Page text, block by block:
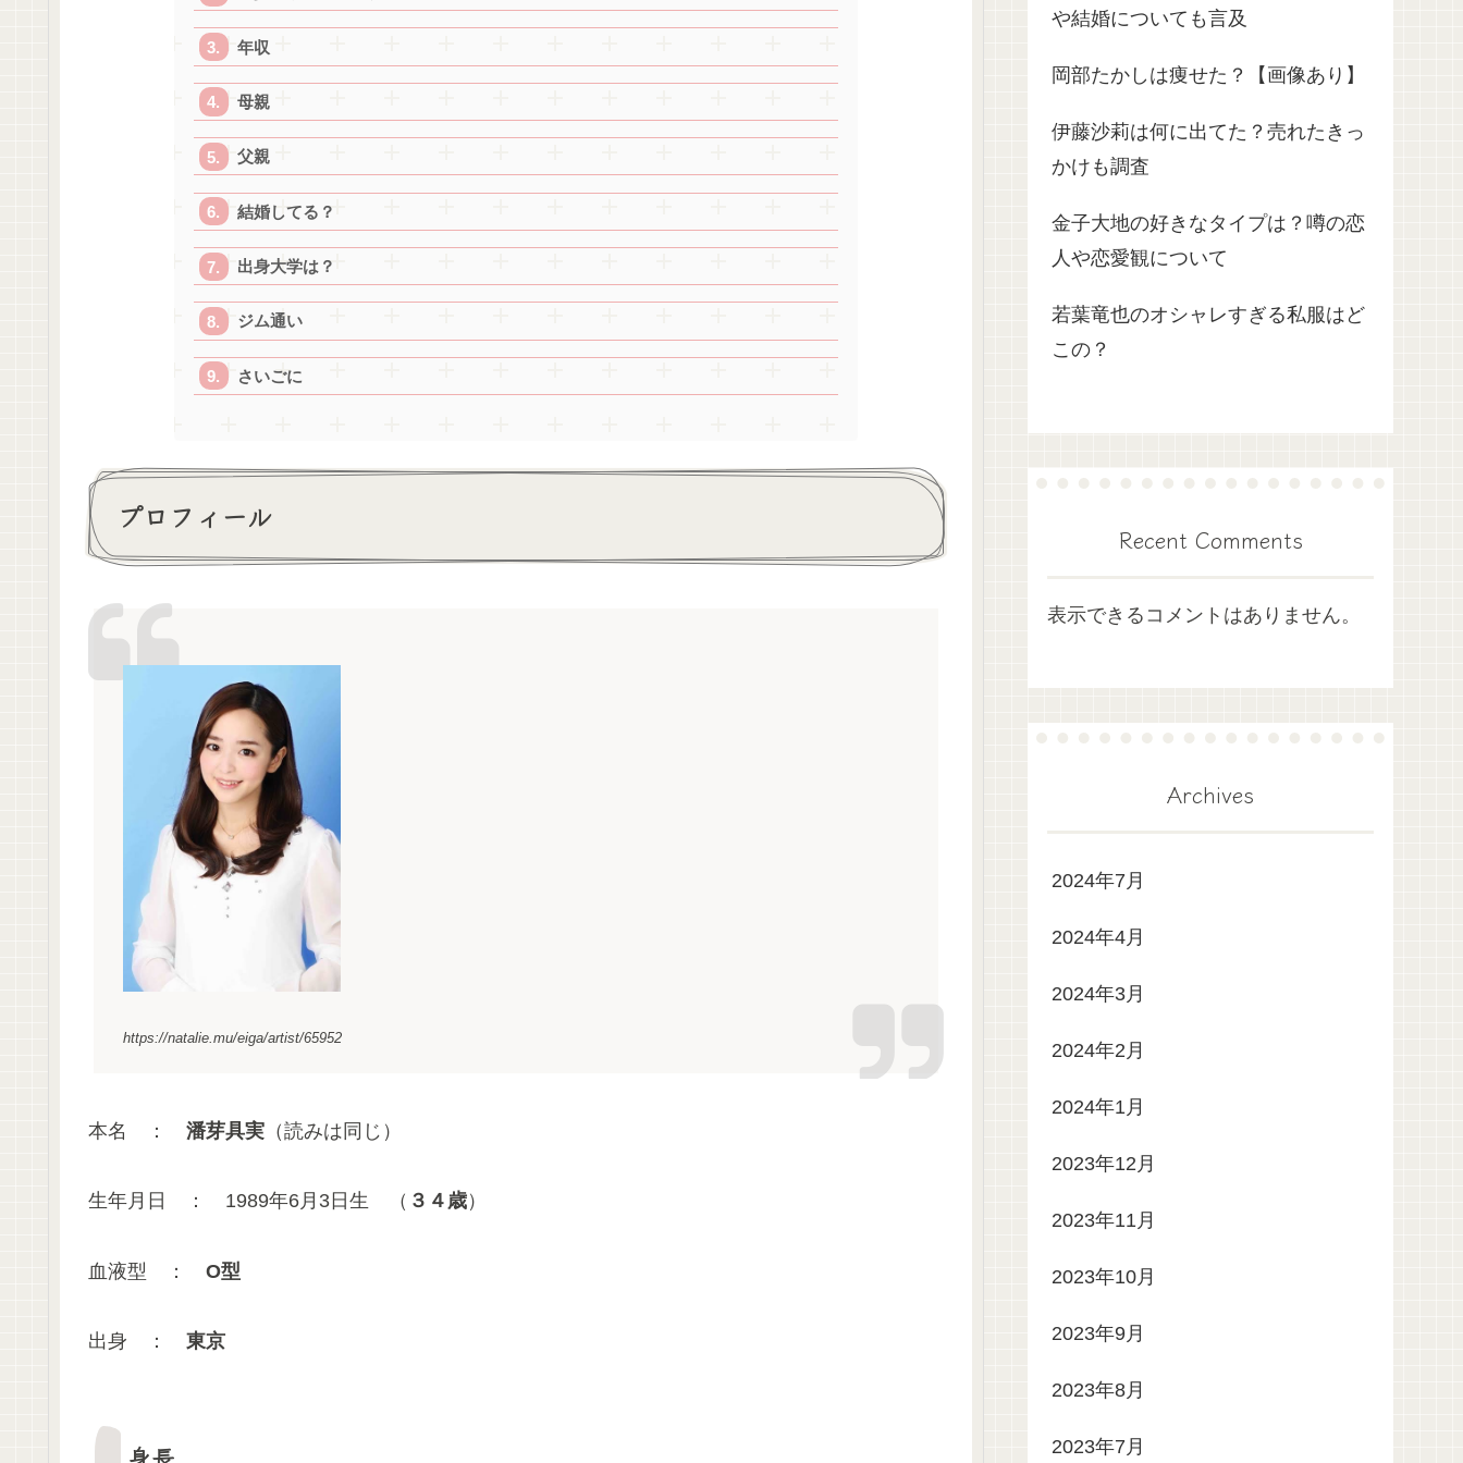
年収
母親
父親
結婚してる？
出身大学は？
ジム通い
さいごに
プロフィール
https://natalie.mu/eiga/artist/65952
本名 ： 潘芽具実 （読みは同じ）
生年月日 ： 1989年6月3日生 （ ３４歳）
血液型 ： O型
出身 ： 東京
や結婚についても言及
岡部たかしは痩せた？【画像あり】
伊藤沙莉は何に出てた？売れたきっ
かけも調査
金子大地の好きなタイプは？噂の恋
人や恋愛観について
若葉竜也のオシャレすぎる私服はど
この？
Recent Comments
表示できるコメントはありません。
Archives
2024年7月
2024年4月
2024年3月
2024年2月
2024年1月
2023年12月
2023年11月
2023年10月
2023年9月
2023年8月
2023年7月